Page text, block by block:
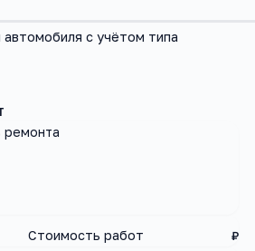
с учётом типа
ремонта
Стоимость работ ₽